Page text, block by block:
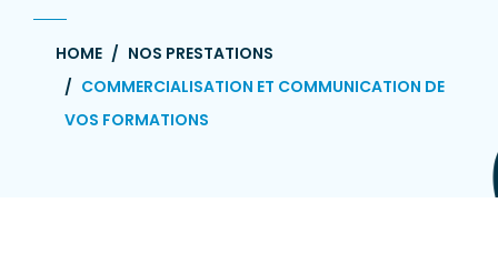
HOME
NOS PRESTATIONS
COMMERCIALISATION ET COMMUNICATION DE
VOS FORMATIONS